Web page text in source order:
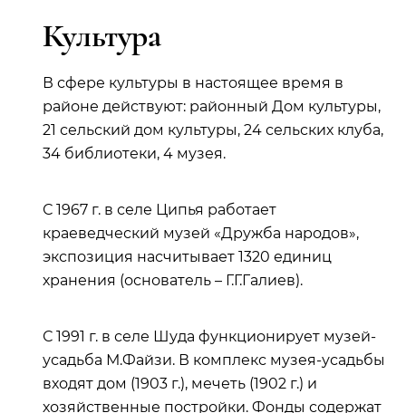
Культура
В сфере культуры в настоящее время в
районе действуют: районный Дом культуры,
21 сельский дом культуры, 24 сельских клуба,
34 библиотеки, 4 музея.
С 1967 г. в селе Ципья работает
краеведческий музей «Дружба народов»,
экспозиция насчитывает 1320 единиц
хранения (основатель – Г.Г.Галиев).
С 1991 г. в селе Шуда функционирует музей-
усадьба М.Файзи. В комплекс музея-усадьбы
входят дом (1903 г.), мечеть (1902 г.) и
хозяйственные постройки. Фонды содержат